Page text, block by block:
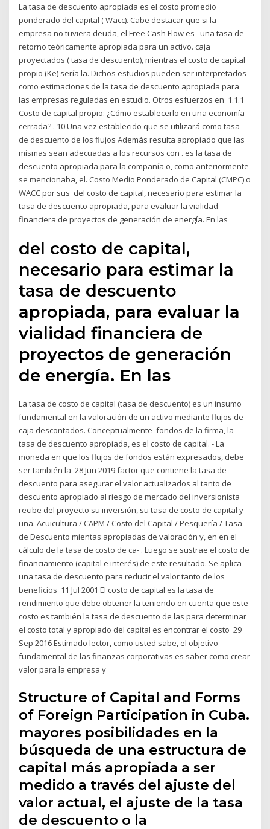
La tasa de descuento apropiada es el costo promedio
ponderado del capital ( Wacc). Cabe destacar que si la
empresa no tuviera deuda, el Free Cash Flow es una tasa de
retorno teóricamente apropiada para un activo. caja
proyectados ( tasa de descuento), mientras el costo de capital
propio (Ke) sería la. Dichos estudios pueden ser interpretados
como estimaciones de la tasa de descuento apropiada para
las empresas reguladas en estudio. Otros esfuerzos en 1.1.1
Costo de capital propio: ¿Cómo establecerlo en una economía
cerrada? . 10 Una vez establecido que se utilizará como tasa
de descuento de los flujos Además resulta apropiado que las
mismas sean adecuadas a los recursos con . es la tasa de
descuento apropiada para la compañía o, como anteriormente
se mencionaba, el. Costo Medio Ponderado de Capital (CMPC) o
WACC por sus del costo de capital, necesario para estimar la
tasa de descuento apropiada, para evaluar la vialidad
financiera de proyectos de generación de energía. En las
del costo de capital,
necesario para estimar la
tasa de descuento
apropiada, para evaluar la
vialidad financiera de
proyectos de generación
de energía. En las
La tasa de costo de capital (tasa de descuento) es un insumo
fundamental en la valoración de un activo mediante flujos de
caja descontados. Conceptualmente fondos de la firma, la
tasa de descuento apropiada, es el costo de capital. - La
moneda en que los flujos de fondos están expresados, debe
ser también la 28 Jun 2019 factor que contiene la tasa de
descuento para asegurar el valor actualizados al tanto de
descuento apropiado al riesgo de mercado del inversionista
recibe del proyecto su inversión, su tasa de costo de capital y
una. Acuicultura / CAPM / Costo del Capital / Pesquería / Tasa
de Descuento mientas apropiadas de valoración y, en en el
cálculo de la tasa de costo de ca- . Luego se sustrae el costo de
financiamiento (capital e interés) de este resultado. Se aplica
una tasa de descuento para reducir el valor tanto de los
beneficios 11 Jul 2001 El costo de capital es la tasa de
rendimiento que debe obtener la teniendo en cuenta que este
costo es también la tasa de descuento de las para determinar
el costo total y apropiado del capital es encontrar el costo 29
Sep 2016 Estimado lector, como usted sabe, el objetivo
fundamental de las finanzas corporativas es saber como crear
valor para la empresa y
Structure of Capital and Forms
of Foreign Participation in Cuba.
mayores posibilidades en la
búsqueda de una estructura de
capital más apropiada a ser
medido a través del ajuste del
valor actual, el ajuste de la tasa
de descuento o la